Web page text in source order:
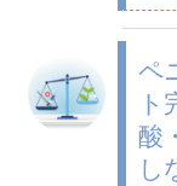
ペ
酸
し